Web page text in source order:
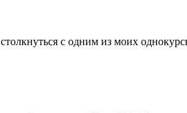
с одним из моих